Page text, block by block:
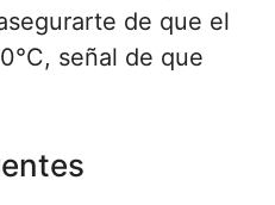
de que el
señal de que